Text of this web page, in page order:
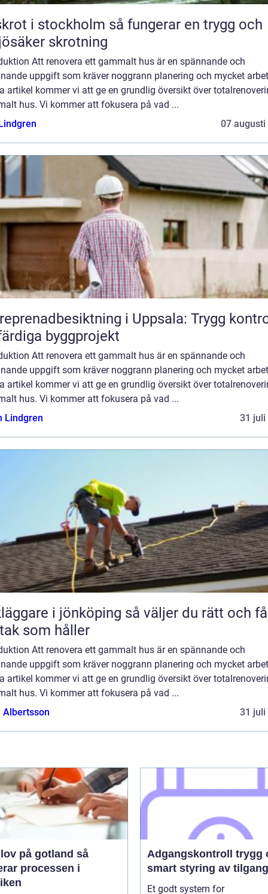
stockholm så fungerar en trygg och
skrotning
Att renovera ett gammalt hus är en spännande och
uppgift som kräver noggrann planering och mycket
artikel kommer vi att ge en grundlig översikt över
hus. Vi kommer att fokusera på vad ...
07 augusti
i Uppsala: Trygg
byggprojekt
Att renovera ett gammalt hus är en spännande och
uppgift som kräver noggrann planering och mycket
artikel kommer vi att ge en grundlig översikt över
hus. Vi kommer att fokusera på vad ...
Lindgren
31 juli
i jönköping så väljer du rätt och får
som håller
Att renovera ett gammalt hus är en spännande och
uppgift som kräver noggrann planering och mycket
artikel kommer vi att ge en grundlig översikt över
hus. Vi kommer att fokusera på vad ...
Albertsson
31 juli
på gotland så
processen i
Adgangskontroll trygg og
smart styring av
Et godt system for